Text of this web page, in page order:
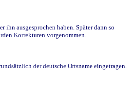
ihn ausgesprochen haben. Später dann so
Korrekturen vorgenommen.
der deutsche Ortsname eingetragen.